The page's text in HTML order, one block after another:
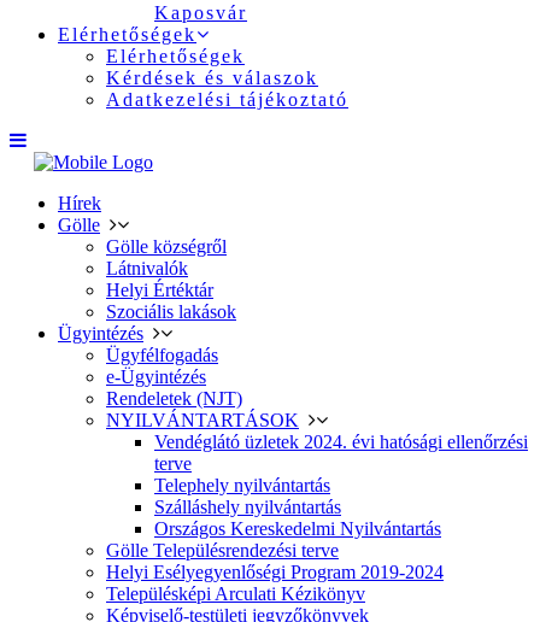
Kaposvár
Elérhetőségek
Elérhetőségek
Kérdések és válaszok
Adatkezelési tájékoztató
Hírek
Gölle
Gölle községről
Látnivalók
Helyi Értéktár
Szociális lakások
Ügyintézés
Ügyfélfogadás
e-Ügyintézés
Rendeletek (NJT)
NYILVÁNTARTÁSOK
Vendéglátó üzletek 2024. évi hatósági ellenőrzési
terve
Telephely nyilvántartás
Szálláshely nyilvántartás
Országos Kereskedelmi Nyilvántartás
Gölle Településrendezési terve
Helyi Esélyegyenlőségi Program 2019-2024
Településképi Arculati Kézikönyv
Képviselő-testületi jegyzőkönyvek